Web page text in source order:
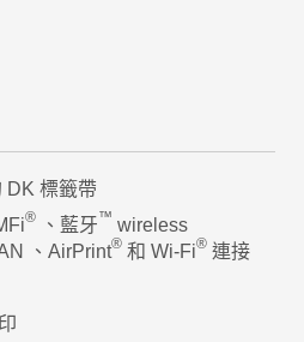
DK 標籤帶
® 、藍牙™ wireless
、AirPrint® 和 Wi-Fi® 連接